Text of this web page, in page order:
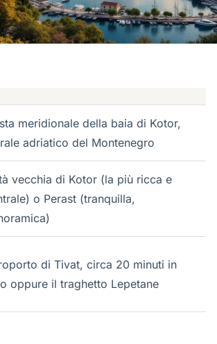
meridionale della baia di Kotor,
adriatico del Montenegro
vecchia di Kotor (la più ricca e
o Perast (tranquilla,
di Tivat, circa 20 minuti in
oppure il traghetto Lepetane